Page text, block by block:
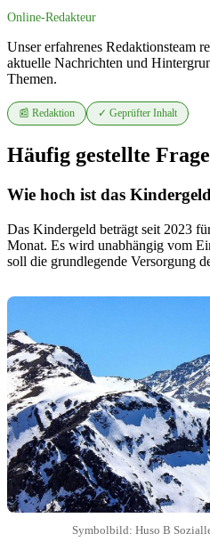
Online-Redakteur
Unser erfahrenes Redaktionsteam
aktuelle Nachrichten und
Themen.
📰 Redaktion ✓ Geprüfter Inhalt
Häufig gestellte
Wie hoch ist das
Das Kindergeld beträgt seit 2023
Monat. Es wird unabhängig vom
soll die grundlegende Versorgung
Symbolbild: Huso B